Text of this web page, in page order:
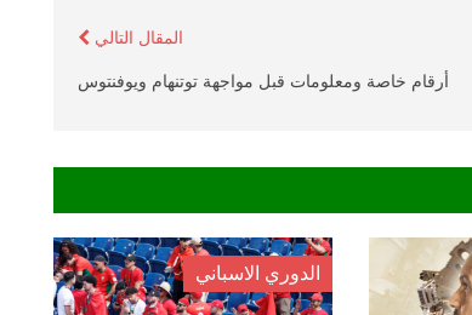
المقال التالي
أرقام خاصة ومعلومات قبل مواجهة توتنهام ويوفنتوس
الدوري الاسباني